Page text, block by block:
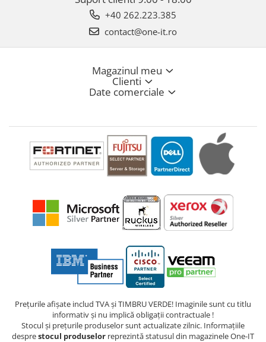
+40 262.223.385
contact@one-it.ro
Magazinul meu
Clienti
Date comerciale
Prețurile afișate includ TVA și TIMBRU VERDE! Imaginile sunt cu titlu
informativ și nu implică obligații contractuale !
Stocul și prețurile produselor sunt actualizate zilnic. Informațiile
desprestocul produselor reprezintă statusul din magazinele One-IT